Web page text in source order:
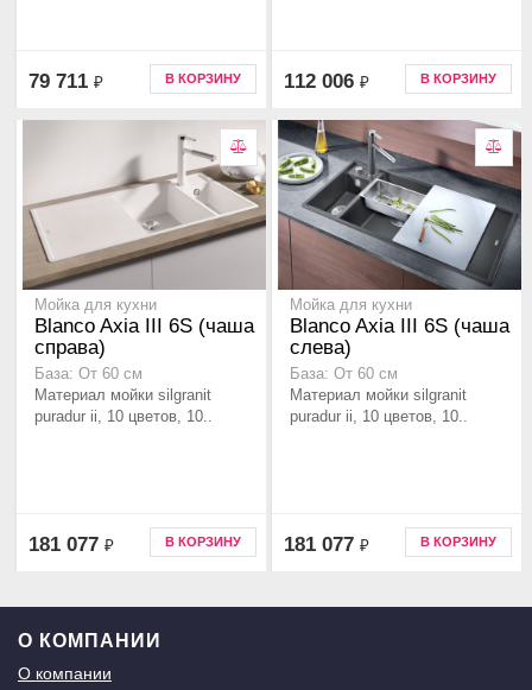
79 711 ₽ В КОРЗИНУ 112 006 ₽ В КОРЗИНУ
Мойка для кухни
Blanco Axia III 6S (чаша
справа)
База: От 60 см
Материал мойки silgranit
puradur ii, 10 цветов, 10..
181 077 ₽ В КОРЗИНУ
Мойка для кухни
Blanco Axia III 6S (чаша
слева)
База: От 60 см
Материал мойки silgranit
puradur ii, 10 цветов, 10..
181 077 ₽ В КОРЗИНУ
О КОМПАНИИ
О компании